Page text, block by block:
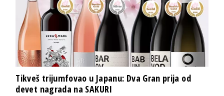
Tikveš trijumfovao u Japanu: Dva Gran prija od
devet nagrada na SAKURI